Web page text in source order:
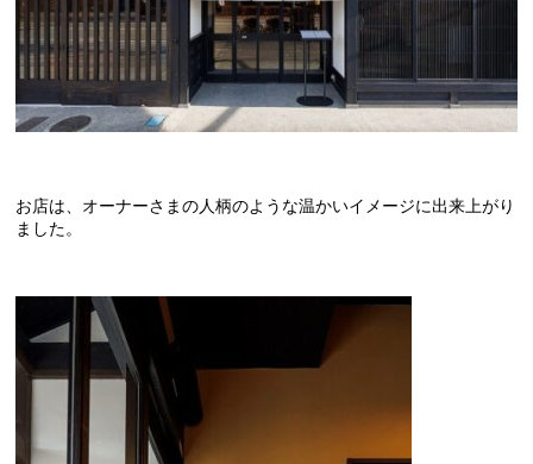
お店は、オーナーさまの人柄のような温かいイメージに出来上がり
ました。